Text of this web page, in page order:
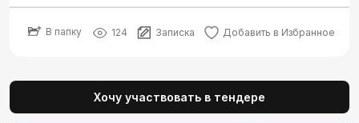
В папку 124 Записка Добавить в Избранное
Хочу участвовать в тендере